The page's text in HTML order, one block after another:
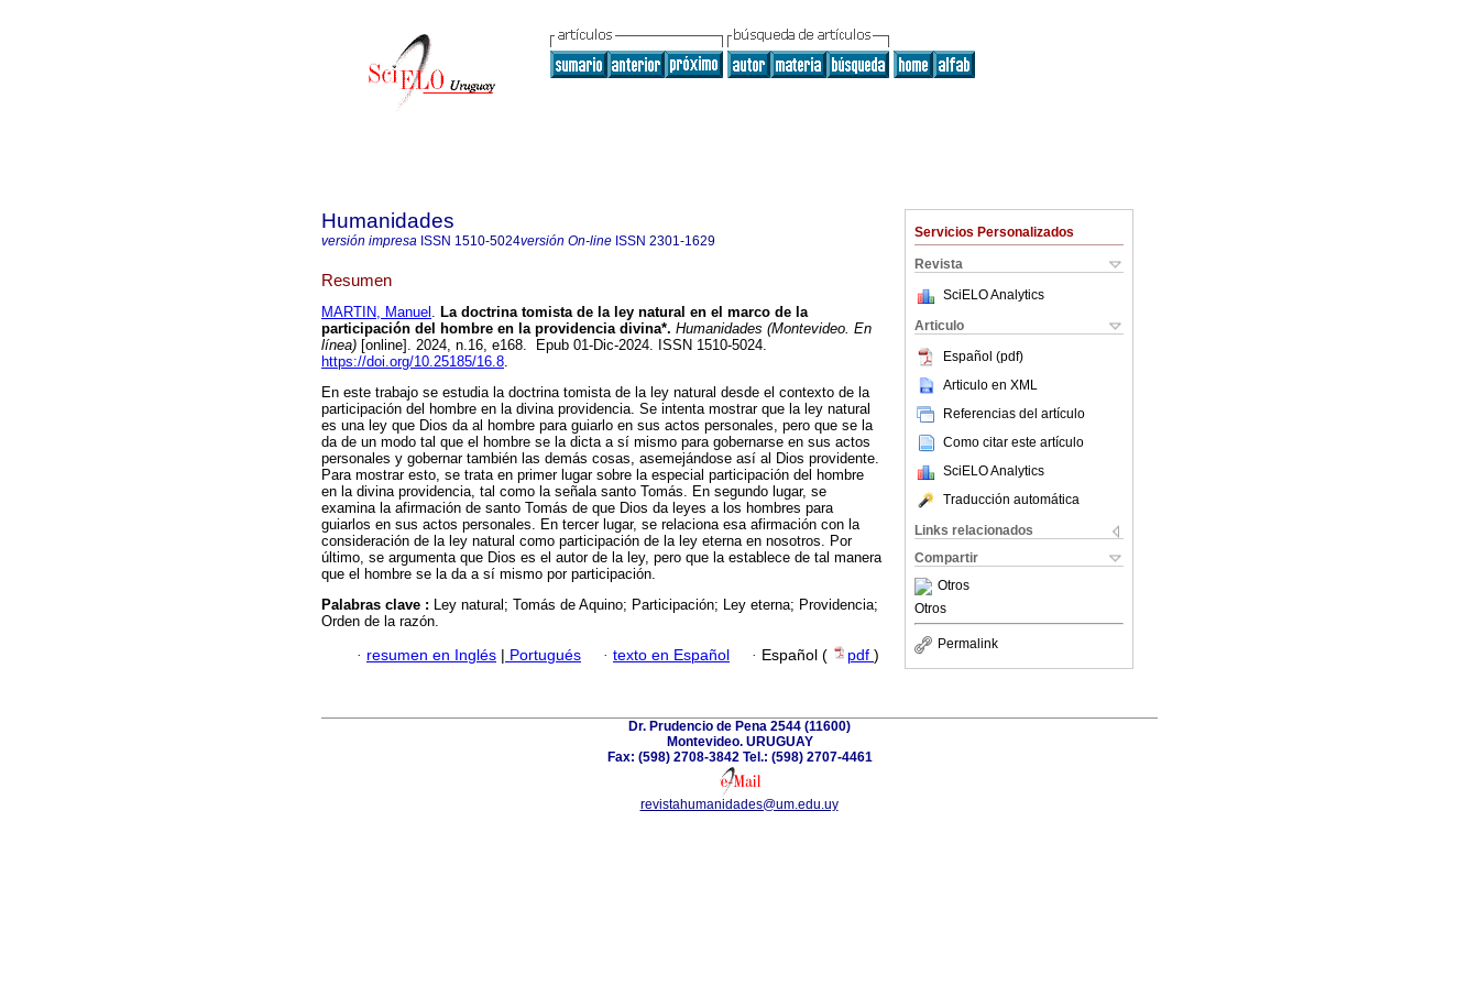
Servicios Personalizados
Revista
SciELO Analytics
Articulo
Español (pdf)
Articulo en XML
Referencias del artículo
Como citar este artículo
SciELO Analytics
Traducción automática
Links relacionados
Compartir
Otros
Otros
Permalink
Humanidades
versión impresa ISSN 1510-5024versión On-line ISSN 2301-1629
Resumen
MARTIN, Manuel . La doctrina tomista de la ley natural en el marco de la
participación del hombre en la providencia divina*. Humanidades (Montevideo. En
línea) [online]. 2024, n.16, e168. Epub 01-Dic-2024. ISSN 1510-5024.
https://doi.org/10.25185/16.8.
En este trabajo se estudia la doctrina tomista de la ley natural desde el contexto de la
participación del hombre en la divina providencia. Se intenta mostrar que la ley natural
es una ley que Dios da al hombre para guiarlo en sus actos personales, pero que se la
da de un modo tal que el hombre se la dicta a sí mismo para gobernarse en sus actos
personales y gobernar también las demás cosas, asemejándose así al Dios providente.
Para mostrar esto, se trata en primer lugar sobre la especial participación del hombre
en la divina providencia, tal como la señala santo Tomás. En segundo lugar, se
examina la afirmación de santo Tomás de que Dios da leyes a los hombres para
guiarlos en sus actos personales. En tercer lugar, se relaciona esa afirmación con la
consideración de la ley natural como participación de la ley eterna en nosotros. Por
último, se argumenta que Dios es el autor de la ley, pero que la establece de tal manera
que el hombre se la da a sí mismo por participación.
Palabras clave : Ley natural; Tomás de Aquino; Participación; Ley eterna; Providencia;
Orden de la razón.
· resumen en Inglés | Portugués · texto en Español · Español ( pdf )
Dr. Prudencio de Pena 2544 (11600)
Montevideo. URUGUAY
Fax: (598) 2708-3842 Tel.: (598) 2707-4461
revistahumanidades@um.edu.uy